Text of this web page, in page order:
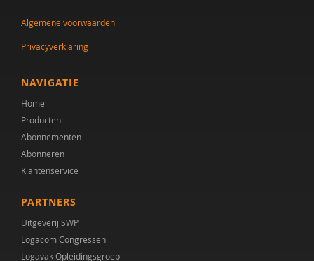
Algemene voorwaarden
Privacyverklaring
NAVIGATIE
Home
Producten
Abonnementen
Abonneren
Klantenservice
PARTNERS
Uitgeverij SWP
Logacom Congressen
Logavak Opleidingsgroep